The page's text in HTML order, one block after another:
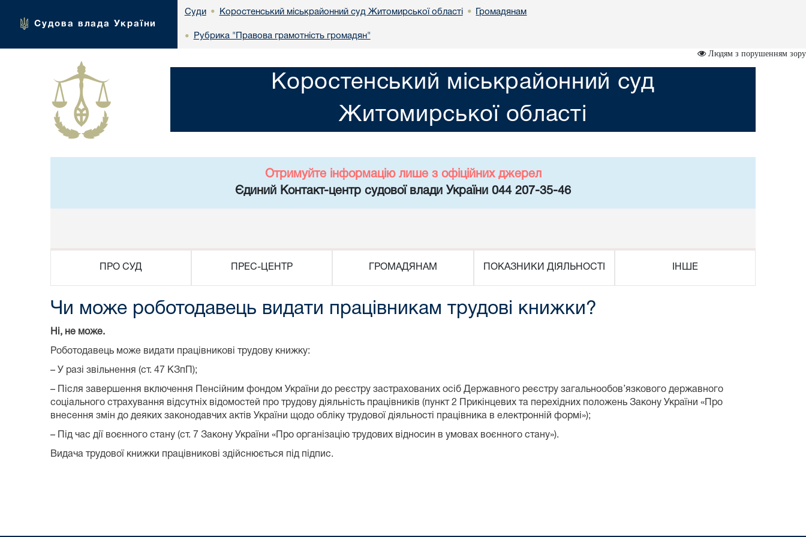
Судова влада України
Суди • Коростенський міськрайонний суд Житомирської області • Громадянам
• Рубрика "Правова грамотність громадян"
Людям з порушенням зору
Коростенський міськрайонний суд
Житомирської області
Отримуйте інформацію лише з офіційних джерел
Єдиний Контакт-центр судової влади України 044 207-35-46
ПРО СУД ПРЕС-ЦЕНТР ГРОМАДЯНАМ ПОКАЗНИКИ ДІЯЛЬНОСТІ ІНШЕ
Чи може роботодавець видати працівникам трудові книжки?
Ні, не може.
Роботодавець може видати працівникові трудову книжку:
– У разі звільнення (ст. 47 КЗпП);
– Після завершення включення Пенсійним фондом України до реєстру застрахованих осіб Державного реєстру загальнообов’язкового державного
соціального страхування відсутніх відомостей про трудову діяльність працівників (пункт 2 Прикінцевих та перехідних положень Закону України «Про
внесення змін до деяких законодавчих актів України щодо обліку трудової діяльності працівника в електронній формі»);
– Під час дії воєнного стану (ст. 7 Закону України «Про організацію трудових відносин в умовах воєнного стану»).
Видача трудової книжки працівникові здійснюється під підпис.